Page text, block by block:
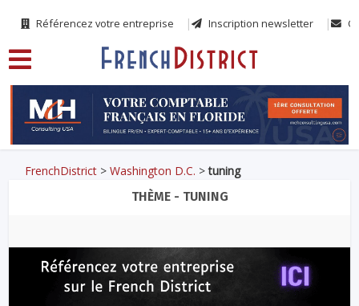
Référencez votre entreprise Inscription newsletter
FrenchDistrict >Washington D.C. >tuning
THÈME - TUNING